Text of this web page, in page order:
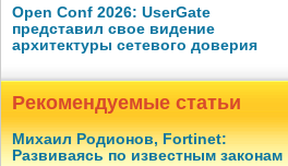
Open Conf 2026: UserGate
представил свое видение
архитектуры сетевого доверия
Рекомендуемые статьи
Михаил Родионов, Fortinet:
Развиваясь по известным законам